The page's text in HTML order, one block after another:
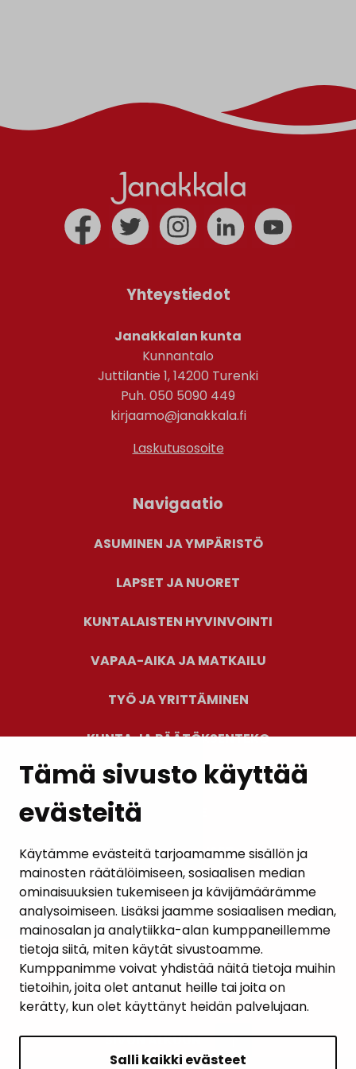
Tämä sivusto käyttää
evästeitä
Käytämme evästeitä tarjoamamme sisällön ja
mainosten räätälöimiseen, sosiaalisen median
ominaisuuksien tukemiseen ja kävijämäärämme
analysoimiseen. Lisäksi jaamme sosiaalisen median,
mainosalan ja analytiikka-alan kumppaneillemme
tietoja siitä, miten käytät sivustoamme.
Kumppanimme voivat yhdistää näitä tietoja muihin
tietoihin, joita olet antanut heille tai joita on
kerätty, kun olet käyttänyt heidän palvelujaan.
Salli kaikki evästeet
Yhteystiedot
Janakkalan kunta
Kunnantalo
Juttilantie 1, 14200 Turenki
Puh. 050 5090 449
kirjaamo@janakkala.fi
Laskutusosoite
Navigaatio
ASUMINEN JA YMPÄRISTÖ
LAPSET JA NUORET
KUNTALAISTEN HYVINVOINTI
VAPAA-AIKA JA MATKAILU
TYÖ JA YRITTÄMINEN
KUNTA JA PÄÄTÖKSENTEKO
AJANKOHTAISET
YHTEYSTIEDOT
KARTTAPALVELU
SIVUN ALKUUN